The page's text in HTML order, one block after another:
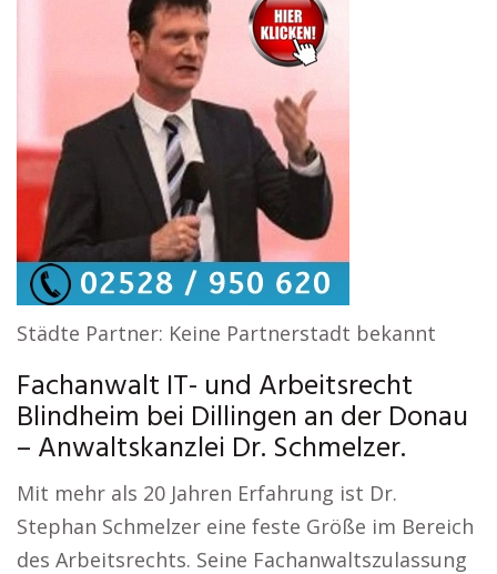
Städte Partner: Keine Partnerstadt bekannt
Fachanwalt IT- und Arbeitsrecht
Blindheim bei Dillingen an der Donau
– Anwaltskanzlei Dr. Schmelzer.
Mit mehr als 20 Jahren Erfahrung ist Dr.
Stephan Schmelzer eine feste Größe im Bereich
des Arbeitsrechts. Seine Fachanwaltszulassung